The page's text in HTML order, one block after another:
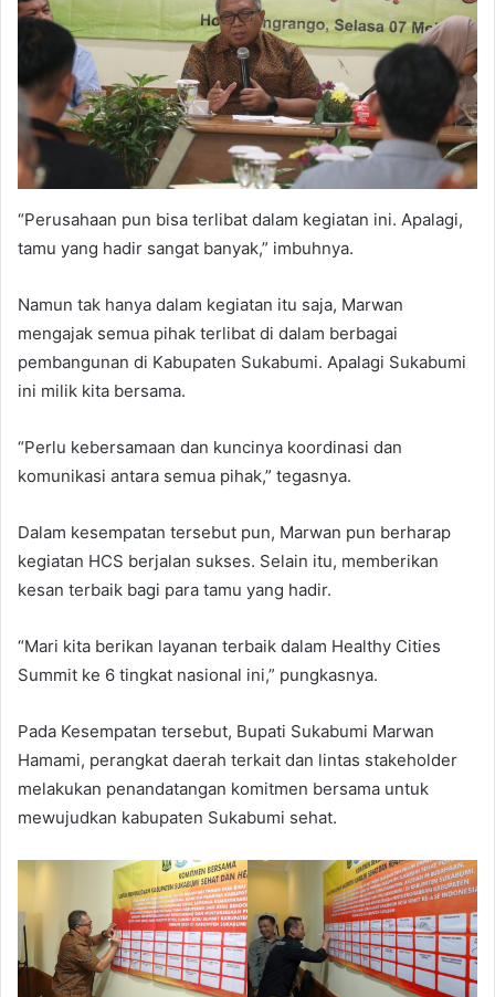
“Perusahaan pun bisa terlibat dalam kegiatan ini. Apalagi,
tamu yang hadir sangat banyak,” imbuhnya.
Namun tak hanya dalam kegiatan itu saja, Marwan
mengajak semua pihak terlibat di dalam berbagai
pembangunan di Kabupaten Sukabumi. Apalagi Sukabumi
ini milik kita bersama.
“Perlu kebersamaan dan kuncinya koordinasi dan
komunikasi antara semua pihak,” tegasnya.
Dalam kesempatan tersebut pun, Marwan pun berharap
kegiatan HCS berjalan sukses. Selain itu, memberikan
kesan terbaik bagi para tamu yang hadir.
“Mari kita berikan layanan terbaik dalam Healthy Cities
Summit ke 6 tingkat nasional ini,” pungkasnya.
Pada Kesempatan tersebut, Bupati Sukabumi Marwan
Hamami, perangkat daerah terkait dan lintas stakeholder
melakukan penandatangan komitmen bersama untuk
mewujudkan kabupaten Sukabumi sehat.